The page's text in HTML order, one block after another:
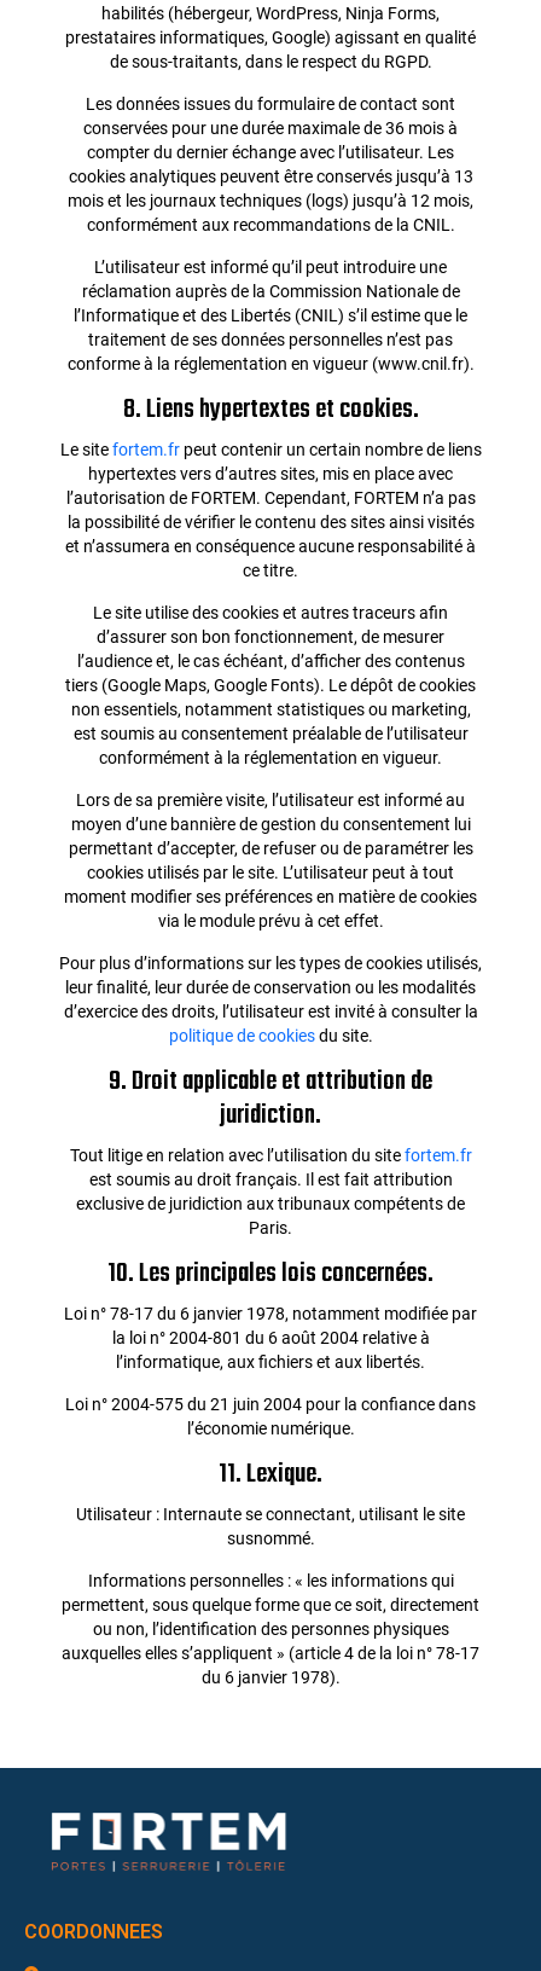
habilités (hébergeur, WordPress, Ninja Forms,
prestataires informatiques, Google) agissant en qualité
de sous-traitants, dans le respect du RGPD.
Les données issues du formulaire de contact sont
conservées pour une durée maximale de 36 mois à
compter du dernier échange avec l’utilisateur. Les
cookies analytiques peuvent être conservés jusqu’à 13
mois et les journaux techniques (logs) jusqu’à 12 mois,
conformément aux recommandations de la CNIL.
L’utilisateur est informé qu’il peut introduire une
réclamation auprès de la Commission Nationale de
l’Informatique et des Libertés (CNIL) s’il estime que le
traitement de ses données personnelles n’est pas
conforme à la réglementation en vigueur (www.cnil.fr).
8. Liens hypertextes et cookies.
Le sitefortem.frpeut contenir un certain nombre de liens
hypertextes vers d’autres sites, mis en place avec
l’autorisation de FORTEM. Cependant, FORTEM n’a pas
la possibilité de vérifier le contenu des sites ainsi visités
et n’assumera en conséquence aucune responsabilité à
ce titre.
Le site utilise des cookies et autres traceurs afin
d’assurer son bon fonctionnement, de mesurer
l’audience et, le cas échéant, d’afficher des contenus
tiers (Google Maps, Google Fonts). Le dépôt de cookies
non essentiels, notamment statistiques ou marketing,
est soumis au consentement préalable de l’utilisateur
conformément à la réglementation en vigueur.
Lors de sa première visite, l’utilisateur est informé au
moyen d’une bannière de gestion du consentement lui
permettant d’accepter, de refuser ou de paramétrer les
cookies utilisés par le site. L’utilisateur peut à tout
moment modifier ses préférences en matière de cookies
via le module prévu à cet effet.
Pour plus d’informations sur les types de cookies utilisés,
leur finalité, leur durée de conservation ou les modalités
d’exercice des droits, l’utilisateur est invité à consulter la
politique de cookiesdu site.
9. Droit applicable et attribution de
juridiction.
Tout litige en relation avec l’utilisation du sitefortem.fr
est soumis au droit français. Il est fait attribution
exclusive de juridiction aux tribunaux compétents de
Paris.
10. Les principales lois concernées.
Loi n° 78-17 du 6 janvier 1978, notamment modifiée par
la loi n° 2004-801 du 6 août 2004 relative à
l’informatique, aux fichiers et aux libertés.
Loi n° 2004-575 du 21 juin 2004 pour la confiance dans
l’économie numérique.
11. Lexique.
Utilisateur : Internaute se connectant, utilisant le site
susnommé.
Informations personnelles : « les informations qui
permettent, sous quelque forme que ce soit, directement
ou non, l’identification des personnes physiques
auxquelles elles s’appliquent » (article 4 de la loi n° 78-17
du 6 janvier 1978).
COORDONNEES